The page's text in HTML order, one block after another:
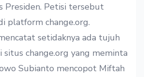
Presiden. Petisi tersebut
platform change.org.
setidaknya ada tujuh
situs change.org yang meminta
Subianto mencopot Miftah